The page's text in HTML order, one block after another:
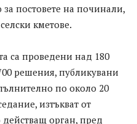
постовете на починали,
кметове.
са проведени над 180
решения, публикувани
по около 20
изтъкват от
орган, пред